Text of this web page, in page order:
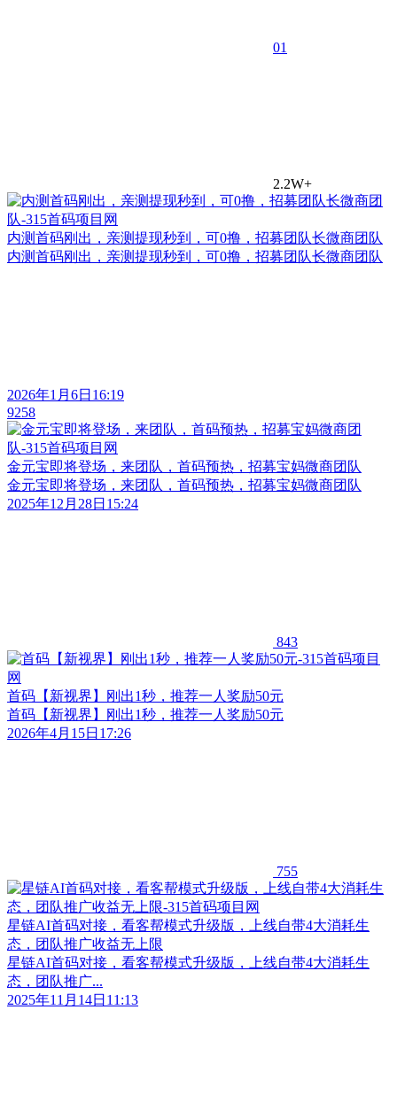
01
2.2W+
内测首码刚出，亲测提现秒到，可0撸，招募团队长微商团队
内测首码刚出，亲测提现秒到，可0撸，招募团队长微商团队
2026年1月6日16:19
9258
金元宝即将登场，来团队，首码预热，招募宝妈微商团队
金元宝即将登场，来团队，首码预热，招募宝妈微商团队
2025年12月28日15:24
843
首码【新视界】刚出1秒，推荐一人奖励50元
首码【新视界】刚出1秒，推荐一人奖励50元
2026年4月15日17:26
755
星链AI首码对接，看客帮模式升级版，上线自带4大消耗生
态，团队推广收益无上限
星链AI首码对接，看客帮模式升级版，上线自带4大消耗生
态，团队推广...
2025年11月14日11:13